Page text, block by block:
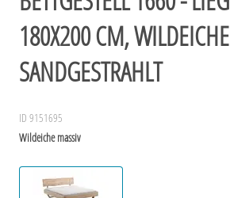
180X200 CM,
SANDGESTRAHLT
ID 9151695
Wildeiche massiv